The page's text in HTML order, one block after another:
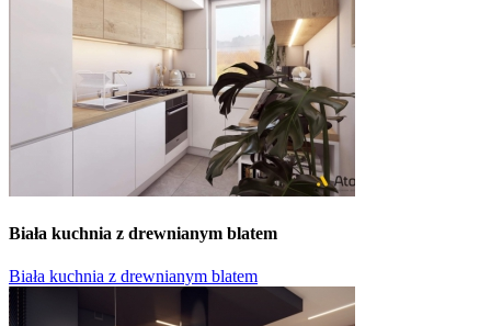
Biała kuchnia z drewnianym blatem
Biała kuchnia z drewnianym blatem